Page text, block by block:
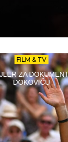
FILM & TV
ZA
ĐOKOVIĆU